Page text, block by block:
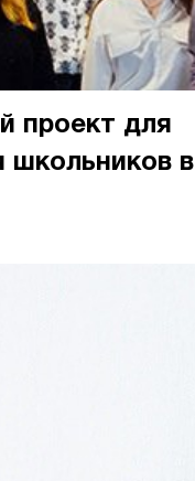
проект для
школьников в